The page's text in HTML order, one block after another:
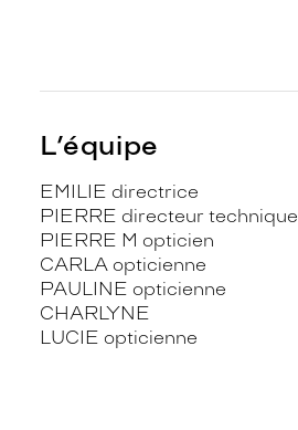
L’équipe
EMILIE directrice
PIERRE directeur technique
PIERRE M opticien
CARLA opticienne
PAULINE opticienne
CHARLYNE
LUCIE opticienne